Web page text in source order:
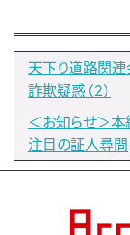
天下り道路関
詐欺疑惑（２）
＜お知らせ＞本
注目の証人尋問